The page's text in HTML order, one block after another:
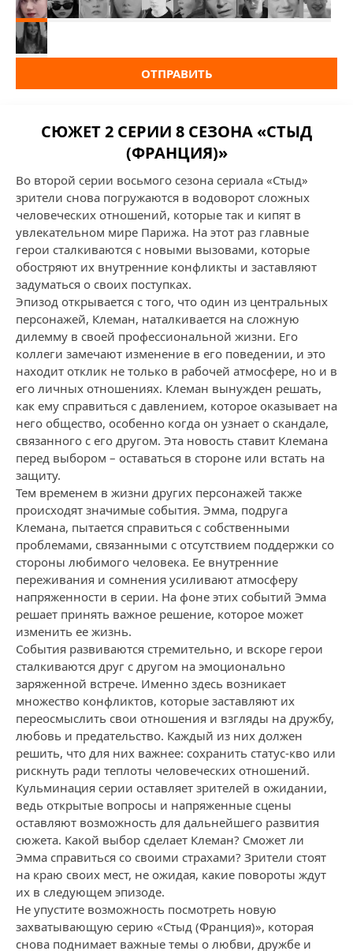
ОТПРАВИТЬ
СЮЖЕТ 2 СЕРИИ 8 СЕЗОНА «СТЫД
(ФРАНЦИЯ)»
Во второй серии восьмого сезона сериала «Стыд»
зрители снова погружаются в водоворот сложных
человеческих отношений, которые так и кипят в
увлекательном мире Парижа. На этот раз главные
герои сталкиваются с новыми вызовами, которые
обостряют их внутренние конфликты и заставляют
задуматься о своих поступках.
Эпизод открывается с того, что один из центральных
персонажей, Клеман, наталкивается на сложную
дилемму в своей профессиональной жизни. Его
коллеги замечают изменение в его поведении, и это
находит отклик не только в рабочей атмосфере, но и в
его личных отношениях. Клеман вынужден решать,
как ему справиться с давлением, которое оказывает на
него общество, особенно когда он узнает о скандале,
связанного с его другом. Эта новость ставит Клемана
перед выбором – оставаться в стороне или встать на
защиту.
Тем временем в жизни других персонажей также
происходят значимые события. Эмма, подруга
Клемана, пытается справиться с собственными
проблемами, связанными с отсутствием поддержки со
стороны любимого человека. Ее внутренние
переживания и сомнения усиливают атмосферу
напряженности в серии. На фоне этих событий Эмма
решает принять важное решение, которое может
изменить ее жизнь.
События развиваются стремительно, и вскоре герои
сталкиваются друг с другом на эмоционально
заряженной встрече. Именно здесь возникает
множество конфликтов, которые заставляют их
переосмыслить свои отношения и взгляды на дружбу,
любовь и предательство. Каждый из них должен
решить, что для них важнее: сохранить статус-кво или
рискнуть ради теплоты человеческих отношений.
Кульминация серии оставляет зрителей в ожидании,
ведь открытые вопросы и напряженные сцены
оставляют возможность для дальнейшего развития
сюжета. Какой выбор сделает Клеман? Сможет ли
Эмма справиться со своими страхами? Зрители стоят
на краю своих мест, не ожидая, какие повороты ждут
их в следующем эпизоде.
Не упустите возможность посмотреть новую
захватывающую серию «Стыд (Франция)», которая
снова поднимает важные темы о любви, дружбе и